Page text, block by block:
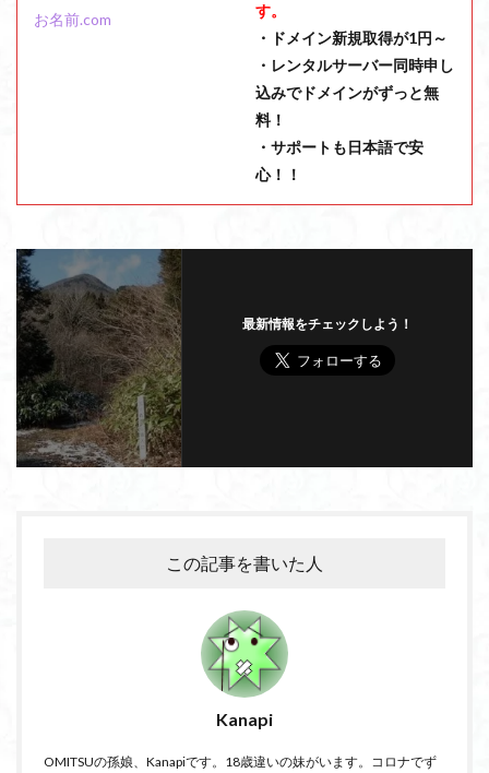
お名前.com
す。
・ドメイン新規取得が1円～
・レンタルサーバー同時申し
込みでドメインがずっと無
料！
・サポートも日本語で安
心！！
最新情報をチェックしよう！
この記事を書いた人
Kanapi
OMITSUの孫娘、Kanapiです。18歳違いの妹がいます。コロナでず